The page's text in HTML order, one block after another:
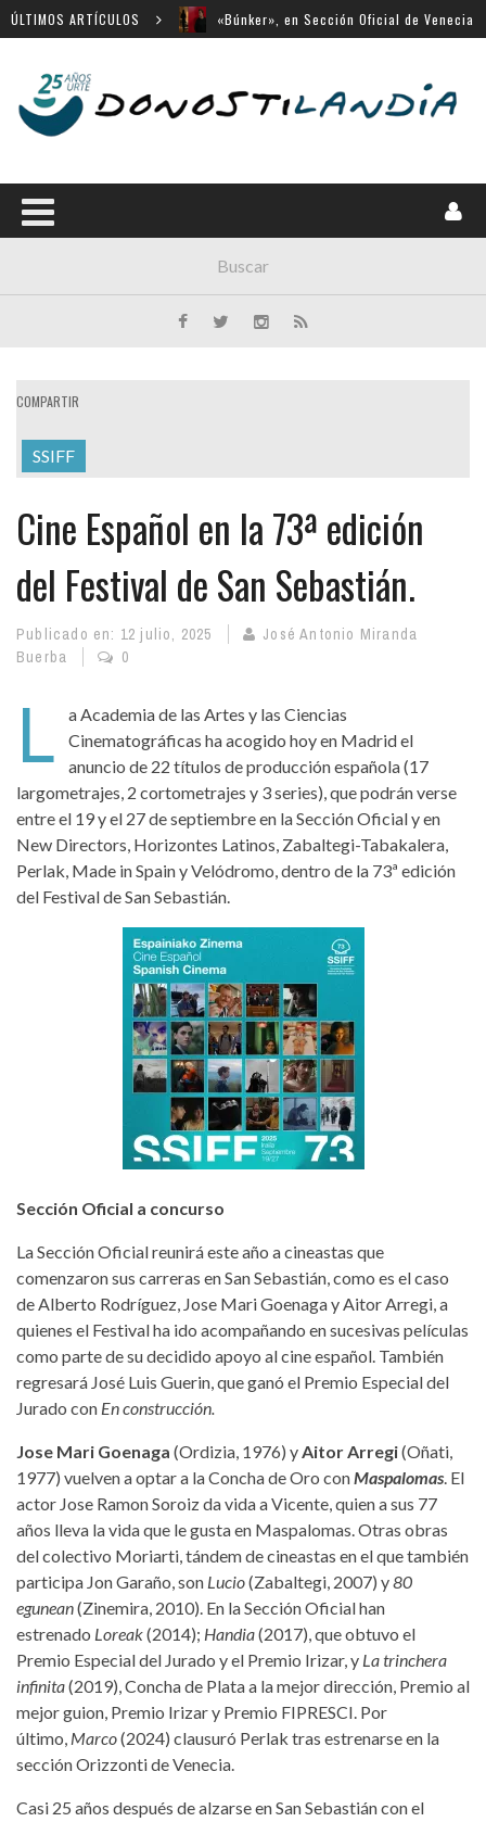
ÚLTIMOS ARTÍCULOS
«Búnker», en Sección Oficial de Venecia
14 largometrajes para «New Directors»
COMPARTIR
SSIFF
Cine Español en la 73ª edición
del Festival de San Sebastián.
Publicado en: 12 julio, 2025
José Antonio Miranda
Buerba
0
L
a Academia de las Artes y las Ciencias
Cinematográficas ha acogido hoy en Madrid el
anuncio de 22 títulos de producción española (17
largometrajes, 2 cortometrajes y 3 series), que podrán verse
entre el 19 y el 27 de septiembre en la Sección Oficial y en
New Directors, Horizontes Latinos, Zabaltegi-Tabakalera,
Perlak, Made in Spain y Velódromo, dentro de la 73ª edición
del Festival de San Sebastián.
Sección Oficial a concurso
La Sección Oficial reunirá este año a cineastas que
comenzaron sus carreras en San Sebastián, como es el caso
de Alberto Rodríguez, Jose Mari Goenaga y Aitor Arregi, a
quienes el Festival ha ido acompañando en sucesivas películas
como parte de su decidido apoyo al cine español. También
regresará José Luis Guerin, que ganó el Premio Especial del
Jurado con En construcción.
Jose Mari Goenaga (Ordizia, 1976) yAitor Arregi(Oñati,
1977) vuelven a optar a la Concha de Oro conMaspalomas. El
actor Jose Ramon Soroiz da vida a Vicente, quien a sus 77
años lleva la vida que le gusta en Maspalomas. Otras obras
del colectivo Moriarti, tándem de cineastas en el que también
participa Jon Garaño, son Lucio(Zabaltegi, 2007) y80
egunean(Zinemira, 2010). En la Sección Oficial han
estrenado Loreak(2014); Handia(2017), que obtuvo el
Premio Especial del Jurado y el Premio Irizar, y La trinchera
infinita(2019), Concha de Plata a la mejor dirección, Premio al
mejor guion, Premio Irizar y Premio FIPRESCI. Por
último, Marco(2024) clausuró Perlak tras estrenarse en la
sección Orizzonti de Venecia.
Casi 25 años después de alzarse en San Sebastián con el